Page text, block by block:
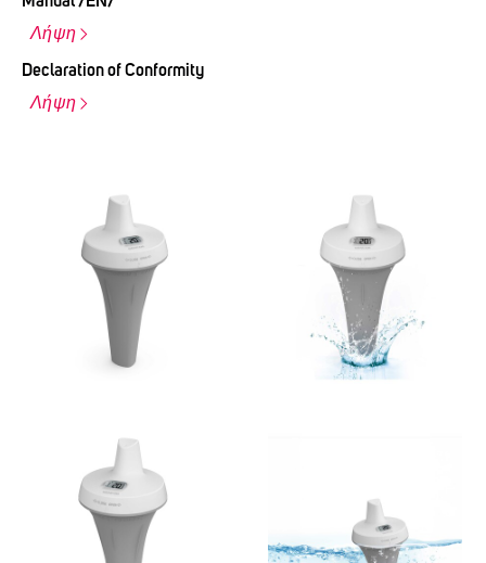
Manual /EN/
Λήψη
Declaration of Conformity